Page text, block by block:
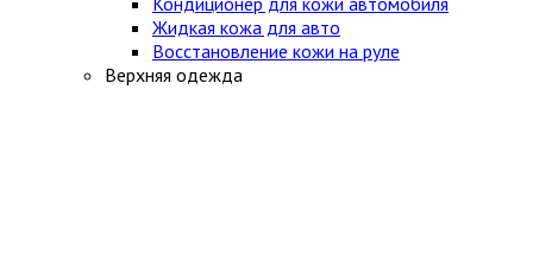
Жидкая кожа для авто
Восстановление кожи на руле
Верхняя одежда